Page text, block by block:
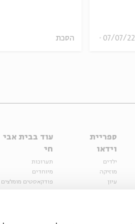
הסכת 07/07/22
ספריית
וידאו
ילדים
מוזיקה
עיון
עוד בבית אבי
חי
תערוכות
מיוחדים
פודקאסטים מומלצים